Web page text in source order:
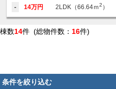
- 14万円 2LDK（66.64ｍ2 ）
棟数14件 (総物件数： 16件)
条件を絞り込む